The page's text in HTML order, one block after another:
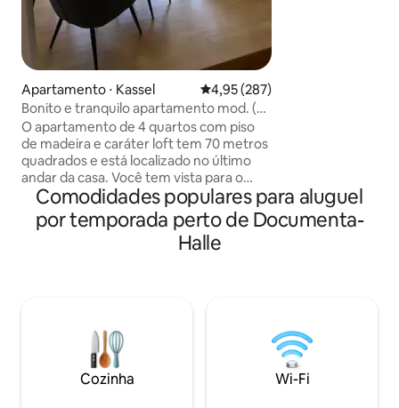
Apartamento ⋅ Kassel 4,95 de uma avaliação média de
4,95 (287)
Bonito e tranquilo apartamento mod. (70
m²) -3 quartos
O apartamento de 4 quartos com piso
de madeira e caráter loft tem 70 metros
quadrados e está localizado no último
andar da casa. Você tem vista para o
Hércules e um belo jardim. Todos os 3
quartos têm uma TV de tela plana. 2
quartos têm uma cama de casal, o
quarto individual tem uma cama de 1,20
chuveiro/banheira. Secador de cabelo,
toalhas e vários produtos de higiene
estão disponíveis.
Comodidades populares para aluguel
por temporada perto de Documenta-
Halle
Cozinha Wi-Fi